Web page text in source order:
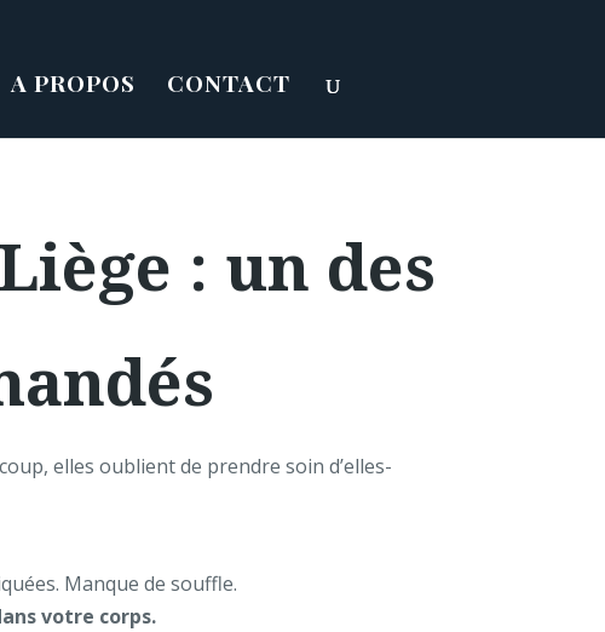
A PROPOS CONTACT
: un des
elles oublient de prendre soin d’elles-
Manque de souffle.
votre corps.